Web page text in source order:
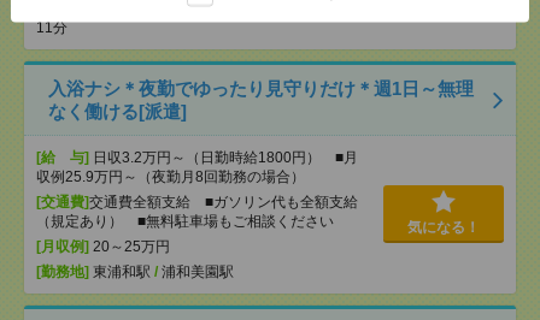
根津駅から徒歩3分
11分
入浴ナシ＊夜勤でゆったり見守りだけ＊週1日～無理
なく働ける[派遣]
[給 与] 日収3.2万円～（日勤時給1800円） ■月
収例25.9万円～（夜勤月8回勤務の場合）
[交通費]交通費全額支給 ■ガソリン代も全額支給
（規定あり） ■無料駐車場もご相談ください
[月収例] 20～25万円
[勤務地] 東浦和駅 / 浦和美園駅
気になる！